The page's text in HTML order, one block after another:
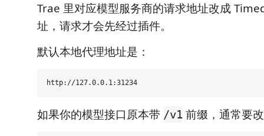
Trae 里对应模型服务商的请求地址改成
址，请求才会先经过插件。
默认本地代理地址是：
如果你的模型接口原本带 /v1 前缀，通常要